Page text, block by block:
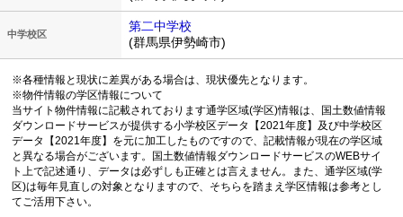
中学校区
第二中学校
(群馬県伊勢崎市)
※各種情報と現状に差異がある場合は、現状優先となります。
※物件情報の学区情報について
当サイト物件情報に記載されております通学区域(学区)情報は、国土数値情報
ダウンロードサービスが提供する小学校区データ【2021年度】及び中学校区
データ【2021年度】を元に加工したものですので、記載情報が現在の学区域
と異なる場合がございます。国土数値情報ダウンロードサービスのWEBサイ
ト上で記述通り、データは必ずしも正確とは言えません。また、通学区域(学
区)は毎年見直しの対象となりますので、そちらを踏まえ学区情報は参考とし
てご活用下さい。